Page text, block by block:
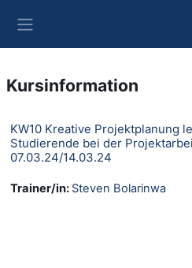
Kursinformation
KW10 Kreative Projektplanung
Studierende bei der
07.03.24/14.03.24
Trainer/in: Steven Bolarinwa